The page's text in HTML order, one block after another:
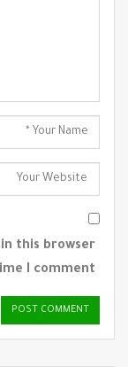
in this browser
I comment.